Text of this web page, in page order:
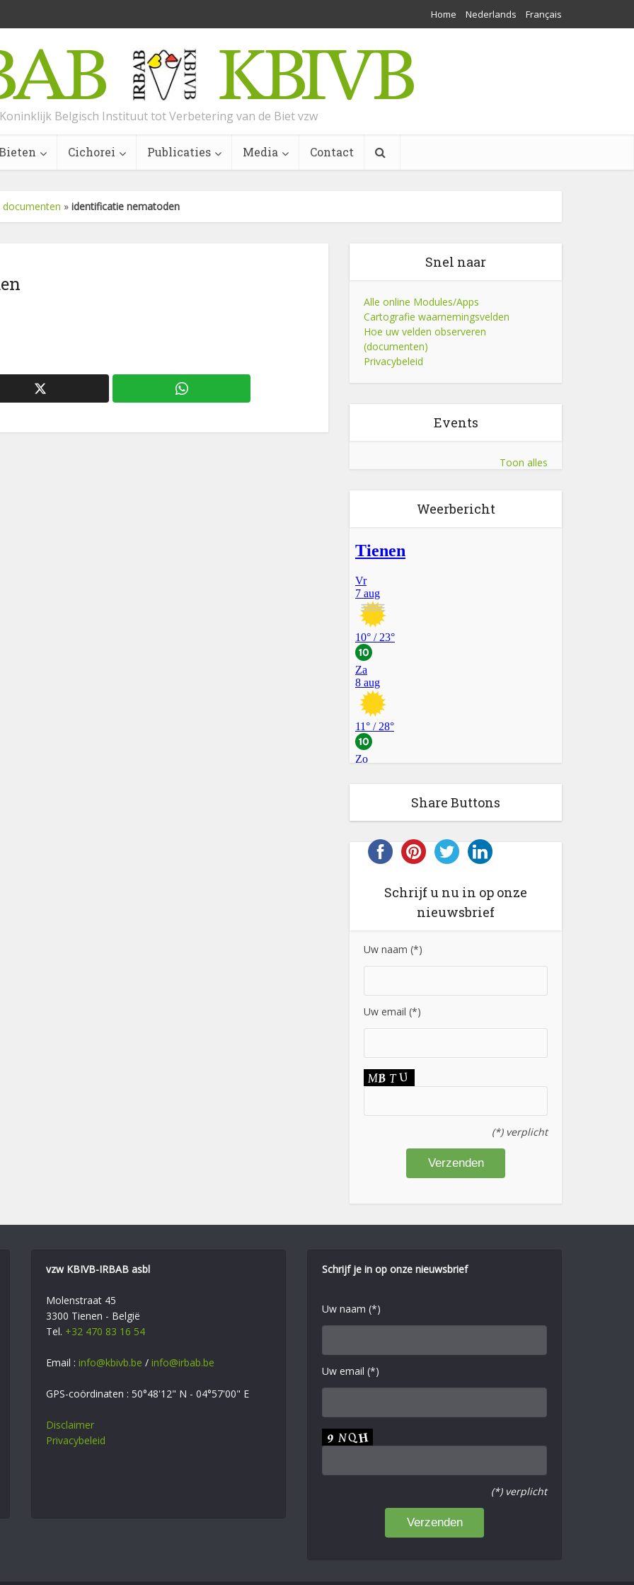
Home Nederlands Français
Koninklijk Belgisch Instituut tot Verbetering van de Biet vzw
Cichorei Publicaties Media Contact
» identificatie nematoden
Snel naar
Alle online Modules/Apps
Cartografie waarnemingsvelden
Hoe uw velden observeren
(documenten)
Privacybeleid
Events
Toon alles
Weerbericht
Share Buttons
Schrijf u nu in op onze
nieuwsbrief
Uw naam (*)
Uw email (*)
(*) verplicht
vzw KBIVB-IRBAB asbl
Molenstraat 45
3300 Tienen - België
Tel. +32 470 83 16 54
Email : info@kbivb.be / info@irbab.be
GPS-coördinaten : 50°48'12" N - 04°57'00" E
Disclaimer
Privacybeleid
Schrijf je in op onze nieuwsbrief
Uw naam (*)
Uw email (*)
(*) verplicht